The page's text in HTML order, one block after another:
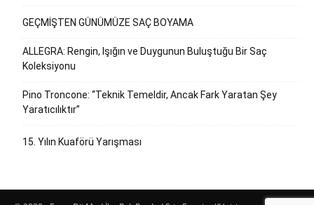
GEÇMİŞTEN GÜNÜMÜZE SAÇ BOYAMA
ALLEGRA: Rengin, Işığın ve Duygunun Buluştuğu Bir Saç
Koleksiyonu
Pino Troncone: “Teknik Temeldir, Ancak Fark Yaratan Şey
Yaratıcılıktır”
15. Yılın Kuaförü Yarışması